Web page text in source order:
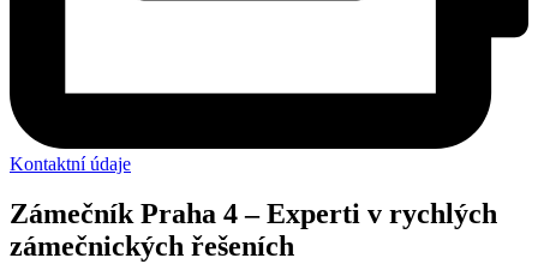
Kontaktní údaje
Zámečník Praha 4 – Experti v rychlých
zámečnických řešeních